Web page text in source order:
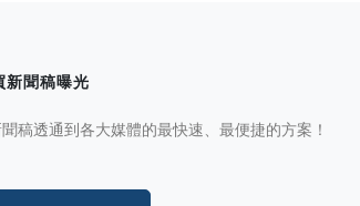
新聞稿曝光
稿透通到各大媒體的最快速、最便捷的方案！